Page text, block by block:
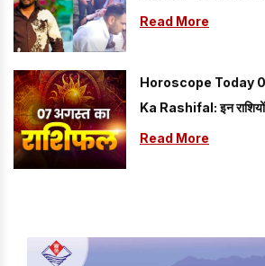
Read More
Horoscope Today
Ka Rashifal: इन
से मीन तक सभी राशियों का हाल
Read More